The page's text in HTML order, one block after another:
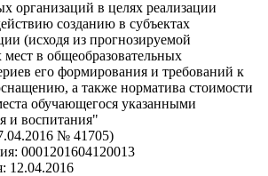
организаций в целях реализации
созданию в субъектах
(исходя из прогнозируемой
в общеобразовательных
его формирования и требований к
а также норматива стоимости
обучающегося указанными
и воспитания"
№ 41705)
0001201604120013
12.04.2016